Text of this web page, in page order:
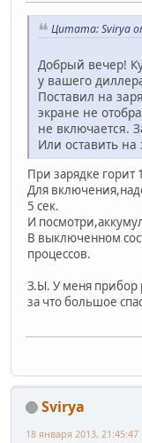
Цитата: Svirya
Добрый вечер!
у вашего
Поставил на
экране не
не включается.
Или оставить на
При зарядке
Для
5 сек.
И
В выключенном
процессов.
З.Ы. У меня прибор
за что большое
Svirya
18 января 2013, 21:45:47